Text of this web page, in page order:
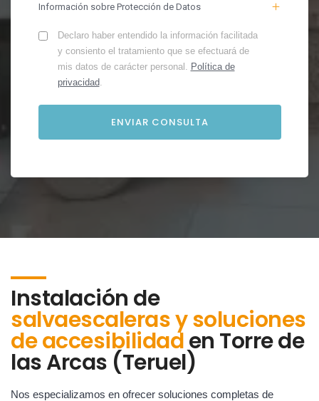
Información sobre Protección de Datos
Declaro haber entendido la información facilitada
y consiento el tratamiento que se efectuará de
mis datos de carácter personal. Política de
privacidad.
Instalación de
salvaescaleras y soluciones
de accesibilidaden Torre de
las Arcas (Teruel)
Nos especializamos en ofrecer soluciones completas de